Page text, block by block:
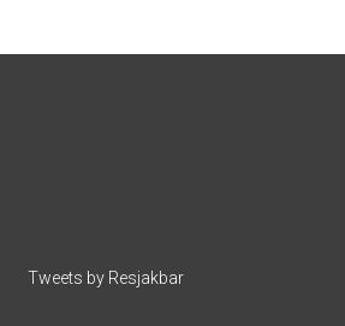
Tweets by Resjakbar